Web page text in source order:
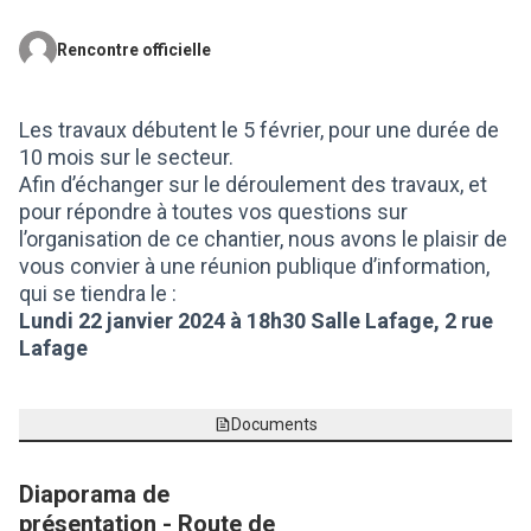
(Lien externe)
Rencontre officielle
Les travaux débutent le 5 février, pour une durée de
10 mois sur le secteur.
Afin d’échanger sur le déroulement des travaux, et
pour répondre à toutes vos questions sur
l’organisation de ce chantier, nous avons le plaisir de
vous convier à une réunion publique d’information,
qui se tiendra le :
Lundi 22 janvier 2024 à 18h30 Salle Lafage, 2 rue
Lafage
Documents
Diaporama de
présentation - Route de